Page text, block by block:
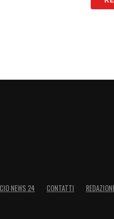
Ultime Notizie Serie
NEWS 24 CONTATTI